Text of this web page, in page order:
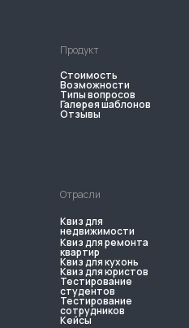
Продукт
Отрасли
Квиз для
недвижимости
Квиз для ремонта
квартир
Квиз для кухонь
Квиз для юристов
Тестирование
студентов
Тестирование
сотрудников
Кейсы
Стоимость
Возможности
Типы вопросов
Галерея шаблонов
Отзывы